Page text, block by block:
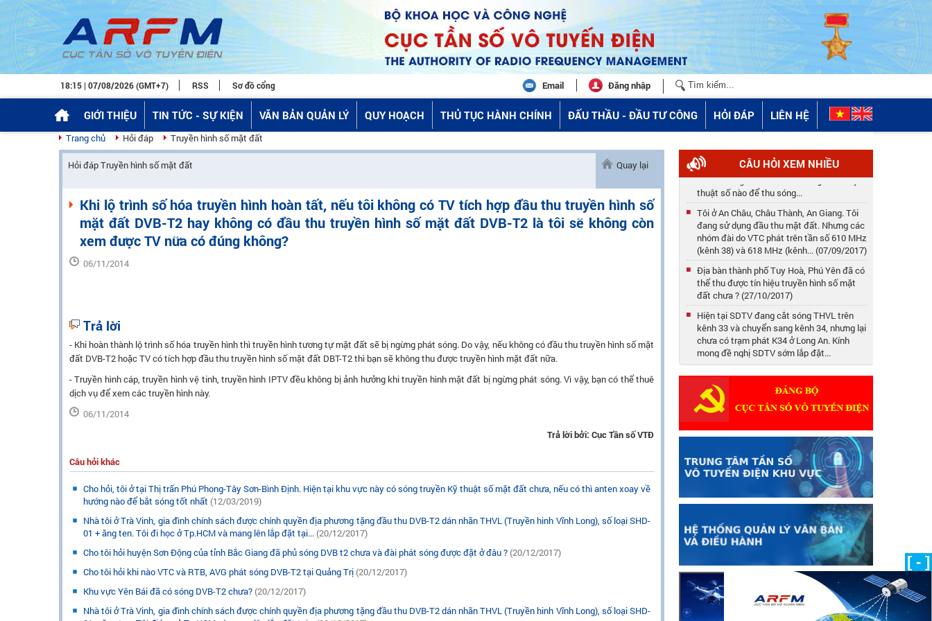
18:15 | 07/08/2026 (GMT+7) RSS Sơ đồ cổng Email Đăng nhập
GIỚI THIỆU TIN TỨC - SỰ KIỆN VĂN BẢN QUẢN LÝ QUY HOẠCH THỦ TỤC HÀNH CHÍNH ĐẤU THẦU - ĐẦU TƯ CÔNG HỎI ĐÁP LIÊN HỆ
Trang chủ Hỏi đáp Truyền hình số mặt đất
Hỏi đáp Truyền hình số mặt đất Quay lại
Khi lộ trình số hóa truyền hình hoàn tất, nếu tôi không có TV tích hợp đầu thu truyền hình số
mặt đất DVB-T2 hay không có đầu thu truyền hình số mặt đất DVB-T2 là tôi sẽ không còn
xem được TV nữa có đúng không?
06/11/2014
Trả lời
- Khi hoàn thành lộ trình số hóa truyền hình thì truyền hình tương tự mặt đất sẽ bị ngừng phát sóng. Do vậy, nếu không có đầu thu truyền hình số mặt
đất DVB-T2 hoặc TV có tích hợp đầu thu truyền hình số mặt đất DBT-T2 thì bạn sẽ không thu được truyền hình mặt đất nữa.
- Truyền hình cáp, truyền hình vệ tinh, truyền hình IPTV đều không bị ảnh hưởng khi truyền hình mặt đất bị ngừng phát sóng. Vì vậy, bạn có thể thuê
dịch vụ để xem các truyền hình này.
06/11/2014
Trả lời bởi: Cục Tần số VTĐ
Câu hỏi khác
Cho hỏi, tôi ở tại Thị trấn Phú Phong-Tây Sơn-Bình Định. Hiện tại khu vực này có sóng truyền Kỹ thuật số mặt đất chưa, nếu có thì anten xoay về
hướng nào để bắt sóng tốt nhất (12/03/2019)
Nhà tôi ở Trà Vinh, gia đình chính sách được chính quyền địa phương tặng đầu thu DVB-T2 dán nhãn THVL (Truyền hinh Vĩnh Long), số loại SHD-
01 + ăng ten. Tôi đi học ở Tp.HCM và mang lên lắp đặt tại... (20/12/2017)
Cho tôi hỏi huyện Sơn Động của tỉnh Bắc Giang đã phủ sóng DVB t2 chưa và đài phát sóng được đặt ở đâu ? (20/12/2017)
Cho tôi hỏi khi nào VTC và RTB, AVG phát sóng DVB-T2 tại Quảng Trị (20/12/2017)
Khu vực Yên Bái đã có sóng DVB-T2 chưa? (20/12/2017)
Nhà tôi ở Trà Vinh, gia đình chính sách được chính quyền địa phương tặng đầu thu DVB-T2 dán nhãn THVL (Truyền hinh Vĩnh Long), số loại SHD-
CÂU HỎI XEM NHIỀU
Ở Phú Thọ thì thu sóng kỹ thuật số của Đài
phát nào, ở đâu? Anten quay về hướng nào
để thu sóng tốt nhất? Nên dùng anten kỹ
thuật số nào để thu sóng...
Tôi ở An Châu, Châu Thành, An Giang. Tôi
đang sử dụng đầu thu mặt đất. Nhưng các
nhóm đài do VTC phát trên tần số 610 MHz
(kênh 38) và 618 MHz (kênh... (07/09/2017)
Địa bàn thành phố Tuy Hoà, Phú Yên đã có
thể thu được tín hiệu truyền hình số mặt
đất chưa ? (27/10/2017)
Hiện tại SDTV đang cắt sóng THVL trên
kênh 33 và chuyển sang kênh 34, nhưng lại
chưa có trạm phát K34 ở Long An. Kính
mong đề nghị SDTV sớm lắp đặt...
Long 1 và Vĩnh Long 2 trên đầu thu DVB-
T2, tôi dùng anten trong nhà mà không
xem được.
Câu 23: Các thiết bị vô tuyến điện đặt trên
tàu cá có phải xin cấp phép sử dụng tần số
không? (10/05/2019)
Câu 16: Tôi hiện đang làm việc tại đài phát
thanh của 01 huyện miền núi. Tôi có nghe
nói đến quy định mới về quy hoạch sử
dụng kênh tần số phát thanh...
(03/05/2019)
Câu 21: Thủ tục cấp giấy phép sử dụng tần
số vô tuyến điện đối với Đài tàu cho Tổ
chức, cá nhân khi mua,bán lại tàu biển,
phương tiện thủy nội địa. (08/05/2019)
Câu 51: Điều kiện để được thuê thiết bị vô
tuyến điện nghiệp dư là gì? (08/06/2019)
[ - ]